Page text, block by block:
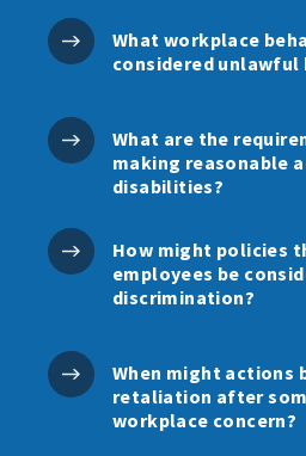
What workplace
considered unlawful
What are the
making reasonable
disabilities?
How might policies
employees be
discrimination?
When might actions
retaliation after
workplace concern?